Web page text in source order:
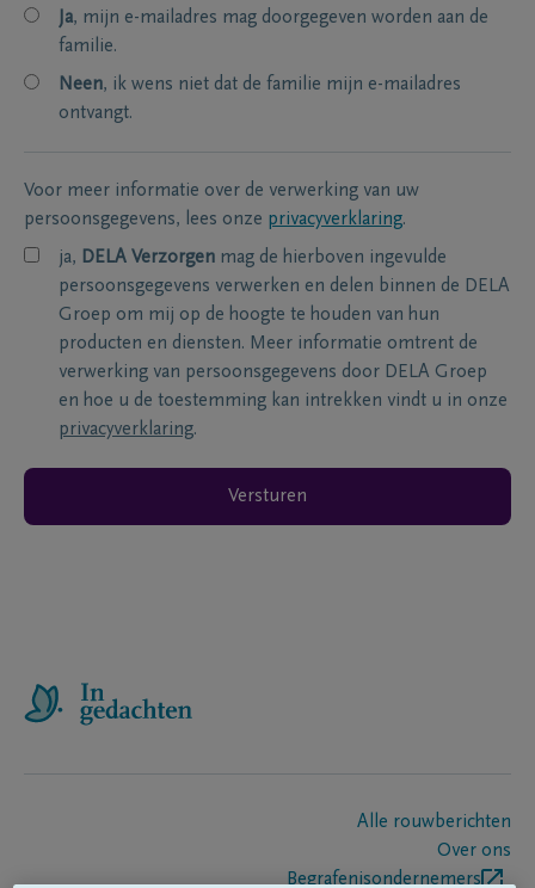
Ja, mijn e-mailadres mag doorgegeven worden aan de
familie.
Neen, ik wens niet dat de familie mijn e-mailadres
ontvangt.
Voor meer informatie over de verwerking van uw
persoonsgegevens, lees onze privacyverklaring.
ja, DELA Verzorgen mag de hierboven ingevulde
persoonsgegevens verwerken en delen binnen de DELA
Groep om mij op de hoogte te houden van hun
producten en diensten. Meer informatie omtrent de
verwerking van persoonsgegevens door DELA Groep
en hoe u de toestemming kan intrekken vindt u in onze
privacyverklaring.
Versturen
Alle rouwberichten
Over ons
Begrafenisondernemers